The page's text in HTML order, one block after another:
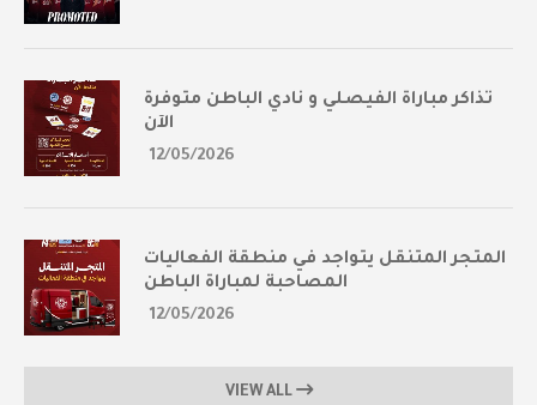
تذاكر مباراة الفيصلي و نادي الباطن متوفرة
الآن
12/05/2026
المتجر المتنقل يتواجد في منطقة الفعاليات
المصاحبة لمباراة الباطن
12/05/2026
VIEW ALL